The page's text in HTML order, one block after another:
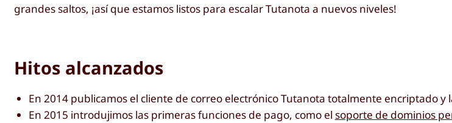
grandes saltos, ¡así que estamos listos para escalar Tutanota a nuevos niveles!
Hitos alcanzados
En 2014 publicamos el cliente de correo electrónico Tutanota totalmente encriptado y
En 2015 introdujimos las primeras funciones de pago, como el soporte de dominios